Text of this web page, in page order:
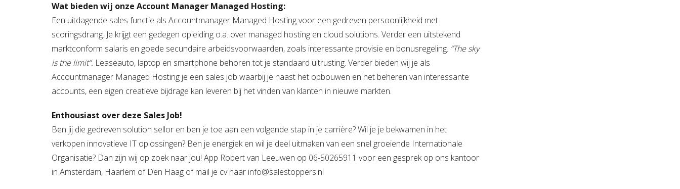
Wat bieden wij onze Account Manager Managed Hosting:
Een uitdagende sales functie als Accountmanager Managed Hosting voor een gedreven persoonlijkheid met
scoringsdrang. Je krijgt een gedegen opleiding o.a. over managed hosting en cloud solutions. Verder een uitstekend
marktconform salaris en goede secundaire arbeidsvoorwaarden, zoals interessante provisie en bonusregeling. “The sky
is the limit”. Leaseauto, laptop en smartphone behoren tot je standaard uitrusting. Verder bieden wij je als
Accountmanager Managed Hosting je een sales job waarbij je naast het opbouwen en het beheren van interessante
accounts, een eigen creatieve bijdrage kan leveren bij het vinden van klanten in nieuwe markten.
Enthousiast over deze Sales Job!
Ben jij die gedreven solution sellor en ben je toe aan een volgende stap in je carrière? Wil je je bekwamen in het
verkopen innovatieve IT oplossingen? Ben je energiek en wil je deel uitmaken van een snel groeiende Internationale
Organisatie? Dan zijn wij op zoek naar jou! App Robert van Leeuwen op 06-50265911 voor een gesprek op ons kantoor
in Amsterdam, Haarlem of Den Haag of mail je cv naar info@salestoppers.nl